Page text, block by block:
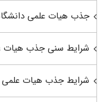
جذب هیات علمی
شرایط سنی جذب هیات
شرایط جذب هیات علمی